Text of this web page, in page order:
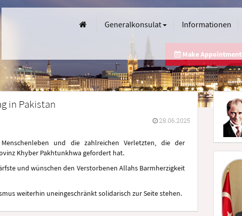
Generalkonsulat Informationen
Make Appointment
in Pakistan
28.06.2025
und die zahlreichen Verletzten, die der
Khyber Pakhtunkhwa gefordert hat.
und wünschen den Verstorbenen Allahs Barmherzigkeit
weiterhin uneingeschränkt solidarisch zur Seite stehen.